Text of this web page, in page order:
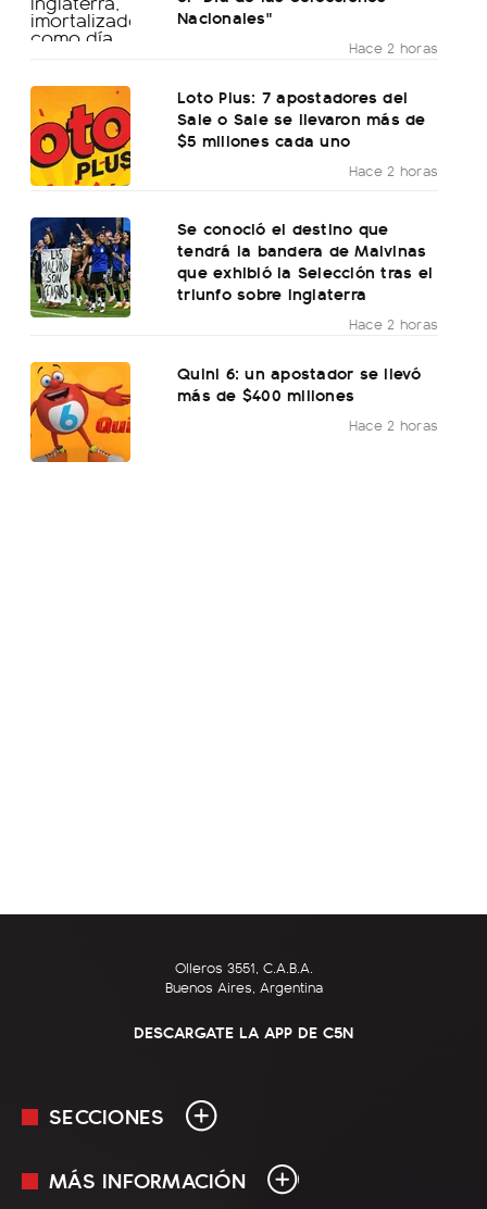
Nacionales"
Hace 2 horas
Loto Plus: 7 apostadores del
Sale o Sale se llevaron más de
$5 millones cada uno
Hace 2 horas
Se conoció el destino que
tendrá la bandera de Malvinas
que exhibió la Selección tras el
triunfo sobre Inglaterra
Hace 2 horas
Quini 6: un apostador se llevó
más de $400 millones
Hace 2 horas
Olleros 3551, C.A.B.A.
Buenos Aires, Argentina
DESCARGATE LA APP DE C5N
SECCIONES
En Vivo
MÁS INFORMACIÓN